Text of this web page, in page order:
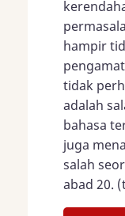
hampir
tidak
adalah
bahasa
juga
salah
abad 20.